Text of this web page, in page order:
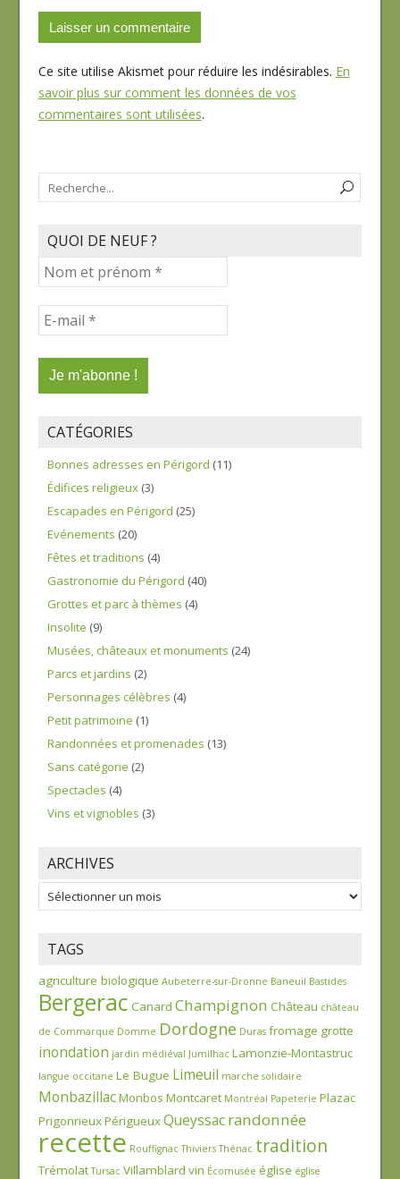
Ce site utilise Akismet pour réduire les indésirables. En
savoir plus sur comment les données de vos
commentaires sont utilisées.
QUOI DE NEUF ?
Nom
et
prénom
*
E-
mail
*
CATÉGORIES
Bonnes adresses en Périgord (11)
Édifices religieux(3)
Escapades en Périgord (25)
Evénements (20)
Fêtes et traditions (4)
Gastronomie du Périgord (40)
Grottes et parc à thèmes (4)
Insolite (9)
Musées, châteaux et monuments (24)
Parcs et jardins (2)
Personnages célèbres (4)
Petit patrimoine (1)
Randonnées et promenades (13)
Sans catégorie (2)
Spectacles (4)
Vins et vignobles (3)
ARCHIVES
Archives
TAGS
agriculture biologique Aubeterre-sur-Dronne Baneuil Bastides
Bergerac Canard Champignon Château château
de Commarque Domme Dordogne Duras fromage grotte
inondation jardin médiéval Jumilhac Lamonzie-Montastruc
langue occitane Le Bugue Limeuil marche solidaire
MonbazillacMonbos Montcaret Montréal Papeterie Plazac
PrigonrieuxPérigueuxQueyssac randonnée
recette Rouffignac Thiviers Thénac tradition
Trémolat Tursac Villamblard vin Écomusée église église